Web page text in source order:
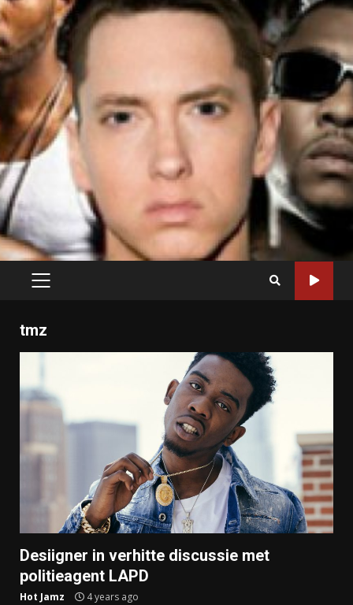
PRIMARY
tmz
Desiigner in verhitte discussie met
politieagent LAPD
Hot Jamz 4 years ago